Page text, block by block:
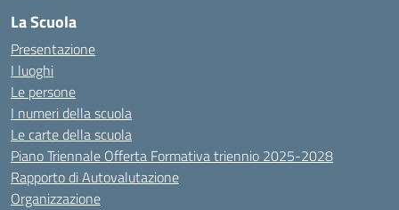
La Scuola
Presentazione
I luoghi
Le persone
I numeri della scuola
Le carte della scuola
Piano Triennale Offerta Formativa triennio 2025-2028
Rapporto di Autovalutazione
Organizzazione